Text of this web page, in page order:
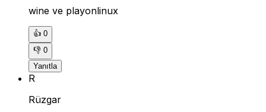
wine ve playonlinux
👍 0
👎 0
Yanıtla
R
Rüzgar